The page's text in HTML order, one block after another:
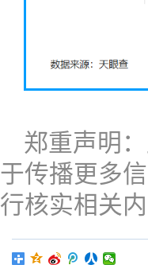
郑重声明
于传播更多
行核实相关内